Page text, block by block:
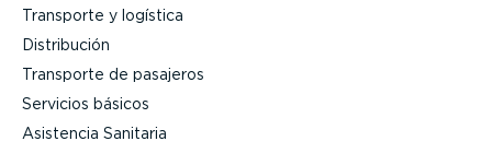
Transporte y logística
Distri­bución
Transporte de pasajeros
Servicios básicos
Asistencia Sanitaria